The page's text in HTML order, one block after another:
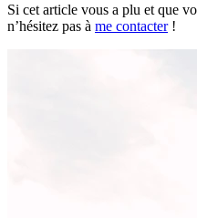
Si cet article vous a plu et que
n’hésitez pas à me contacter!